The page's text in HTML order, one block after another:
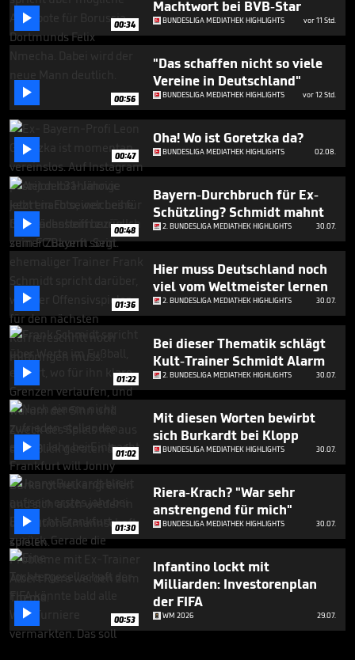
1
minute,
39
seconds
 00:34
Machtwort bei BVB-Star
BUNDESLIGA MEDIATHEK HIGHLIGHTS vor 11 Std.
 00:56
"Das schaffen nicht so viele
Vereine in Deutschland"
BUNDESLIGA MEDIATHEK HIGHLIGHTS vor 12 Std.
 00:47
Oha! Wo ist Goretzka da?
BUNDESLIGA MEDIATHEK HIGHLIGHTS 02.08.
 00:48
Bayern-Durchbruch für Ex-
Schützling? Schmidt mahnt
2. BUNDESLIGA MEDIATHEK HIGHLIGHTS 30.07.
 01:36
Hier muss Deutschland noch
viel vom Weltmeister lernen
2. BUNDESLIGA MEDIATHEK HIGHLIGHTS 30.07.
 01:22
Bei dieser Thematik schlägt
Kult-Trainer Schmidt Alarm
2. BUNDESLIGA MEDIATHEK HIGHLIGHTS 30.07.
 01:02
Mit diesen Worten bewirbt
sich Burkardt bei Klopp
BUNDESLIGA MEDIATHEK HIGHLIGHTS 30.07.
 01:30
Riera-Krach? "War sehr
anstrengend für mich"
BUNDESLIGA MEDIATHEK HIGHLIGHTS 30.07.
 00:53
Infantino lockt mit
Milliarden: Investorenplan
der FIFA
WM 2026 29.07.